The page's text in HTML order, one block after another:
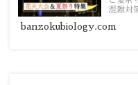
混雑対
banzokubiology.com